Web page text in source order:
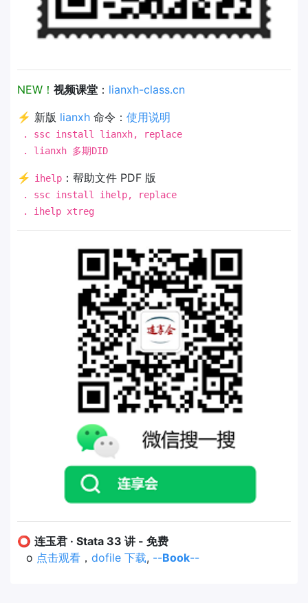
NEW！ 视频课堂 ： lianxh-class.cn
⚡ 新版 lianxh 命令： 使用说明
. ssc install lianxh, replace
. lianxh 多期DID
⚡ ihelp ：帮助文件 PDF 版
. ssc install ihelp, replace
. ihelp xtreg
⭕ 连玉君 · Stata 33 讲 - 免费
o 点击观看 ， dofile 下载, --Book--